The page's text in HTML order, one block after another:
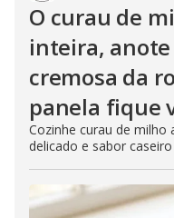
O curau de
inteira,
cremosa da
panela fique
Cozinhe curau de
delicado e sabor